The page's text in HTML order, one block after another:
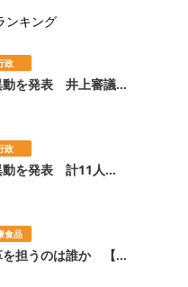
ンキング
政
動を発表 井上審議...
政
動を発表 計11人...
食品
を担うのは誰か 【...